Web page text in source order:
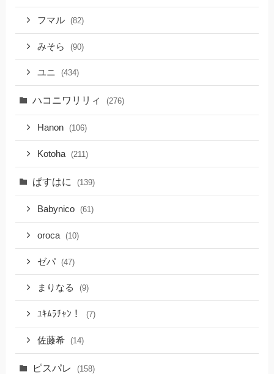
フマル (82)
みそら (90)
ユニ (434)
ハコニワリリィ (276)
Hanon (106)
Kotoha (211)
ぱすはに (139)
Babynico (61)
oroca (10)
ゼパ (47)
まりなる (9)
ﾕｷﾑﾗﾁｬﾝ！ (7)
佐藤希 (14)
ピスパレ (158)